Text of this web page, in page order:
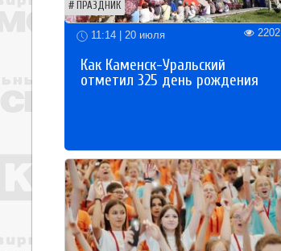
ПРАЗДНИК
11:14 | 20 июля 2202
Как Каменск-Уральский
отметил 325 день рождения